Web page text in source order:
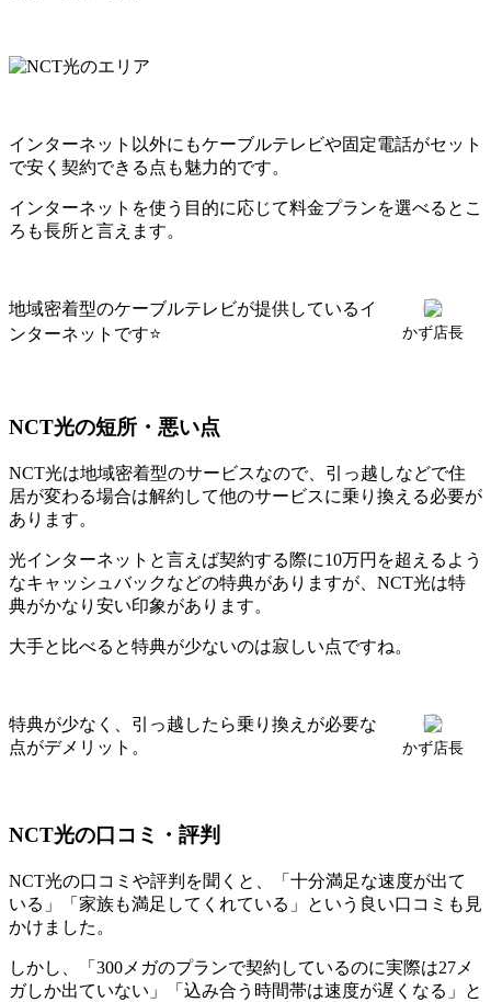
インターネット以外にもケーブルテレビや固定電話がセット
で安く契約できる点も魅力的です。
インターネットを使う目的に応じて料金プランを選べるとこ
ろも長所と言えます。
地域密着型のケーブルテレビが提供しているイ
ンターネットです⭐
かず店長
NCT光の短所・悪い点
NCT光は地域密着型のサービスなので、引っ越しなどで住
居が変わる場合は解約して他のサービスに乗り換える必要が
あります。
光インターネットと言えば契約する際に10万円を超えるよう
なキャッシュバックなどの特典がありますが、NCT光は特
典がかなり安い印象があります。
大手と比べると特典が少ないのは寂しい点ですね。
特典が少なく、引っ越したら乗り換えが必要な
点がデメリット。
かず店長
NCT光の口コミ・評判
NCT光の口コミや評判を聞くと、「十分満足な速度が出て
いる」「家族も満足してくれている」という良い口コミも見
かけました。
しかし、「300メガのプランで契約しているのに実際は27メ
ガしか出ていない」「込み合う時間帯は速度が遅くなる」と